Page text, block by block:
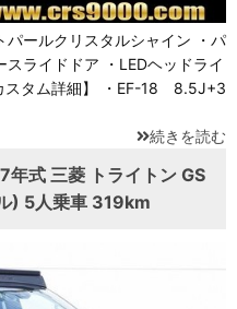
パールクリスタルシャイン ・パ
ライドドア ・LEDヘッドライ
スタム詳細】 ・EF-18 8.5J+3
続きを読む
年式 三菱 トライトン GS
) 5人乗車 319km